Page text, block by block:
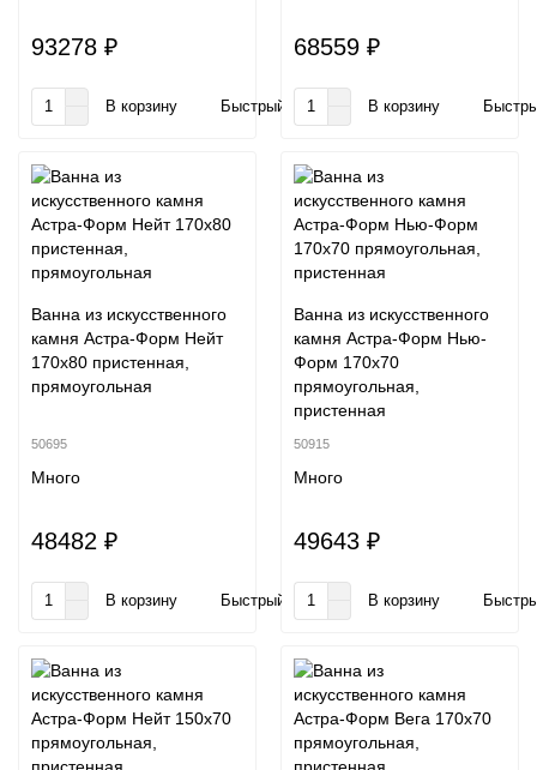
93278 ₽
В корзину Быстрый заказ
68559 ₽
В корзину
Ванна из искусственного
камня Астра-Форм Нейт
170х80 пристенная,
прямоугольная
50695
Много
48482 ₽
В корзину Быстрый заказ
Ванна из искусственного
камня Астра-Форм Нью-
Форм 170x70
прямоугольная,
пристенная
50915
Много
49643 ₽
В корзину